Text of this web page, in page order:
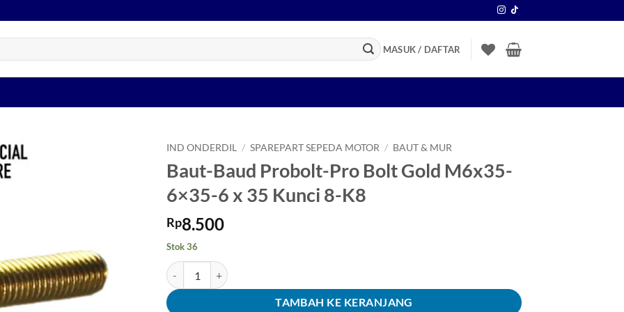
MASUK / DAFTAR
IND ONDERDIL / SPAREPART SEPEDA MOTOR / BAUT & MUR
Baut-Baud Probolt-Pro Bolt Gold M6x35-
6×35-6 x 35 Kunci 8-K8
Rp8.500
Stok 36
Kuantitas Baut-Baud Probolt-Pro Bolt Gold M6x35-6x35-6 x 35 Kunci 8-K8
TAMBAH KE KERANJANG